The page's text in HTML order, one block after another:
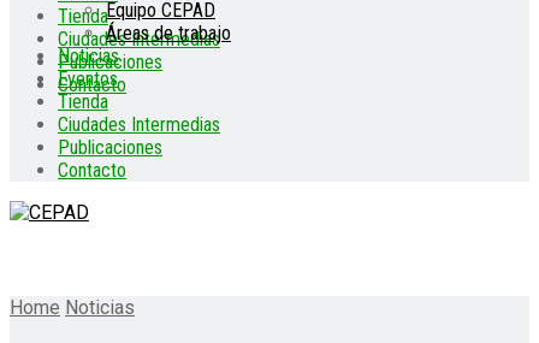
Tienda
Ciudades Intermedias
Publicaciones
Contacto
Equipo CEPAD
Áreas de trabajo
Noticias
Eventos
Tienda
Ciudades Intermedias
Publicaciones
Contacto
Home Noticias